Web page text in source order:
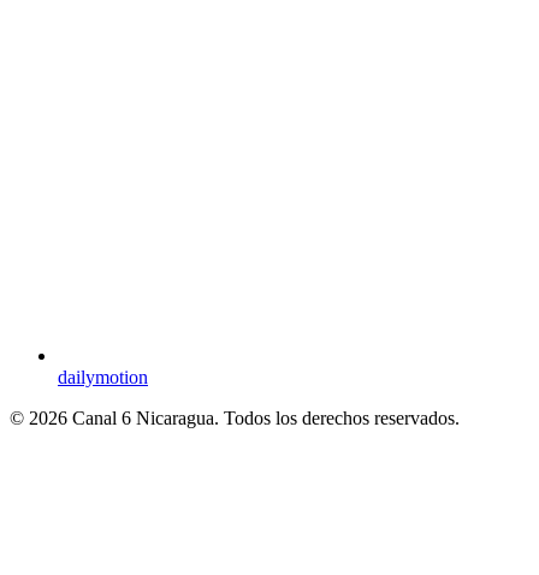
dailymotion
© 2026 Canal 6 Nicaragua. Todos los derechos reservados.